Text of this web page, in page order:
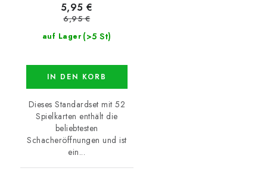
auf Lager (>5 St)
5,95 €
6,95 €
IN DEN KORB
Dieses Standardset mit 52
Spielkarten enthält die
beliebtesten
Schacheröffnungen und ist
ein...